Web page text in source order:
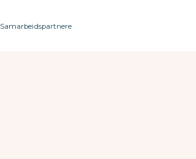
Samarbeidspartnere